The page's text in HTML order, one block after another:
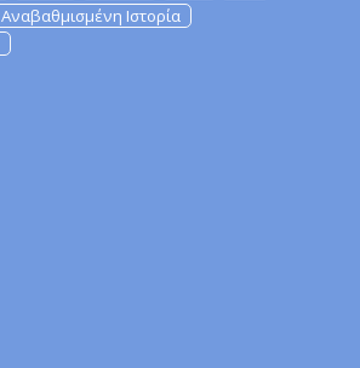
Αναβαθμισμένη Ιστορία